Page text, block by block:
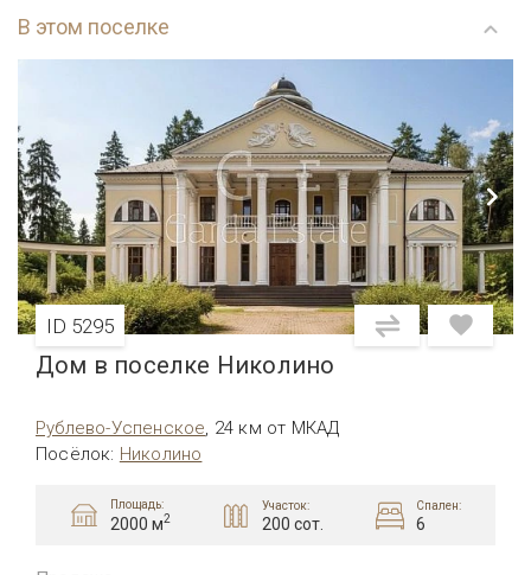
В этом поселке
ID 5295
Дом в поселке Николино
Рублево-Успенское, 24 км от МКАД
Посёлок: Николино
Площадь:
2000 м2
Участок:
200 сот.
Спален:
6